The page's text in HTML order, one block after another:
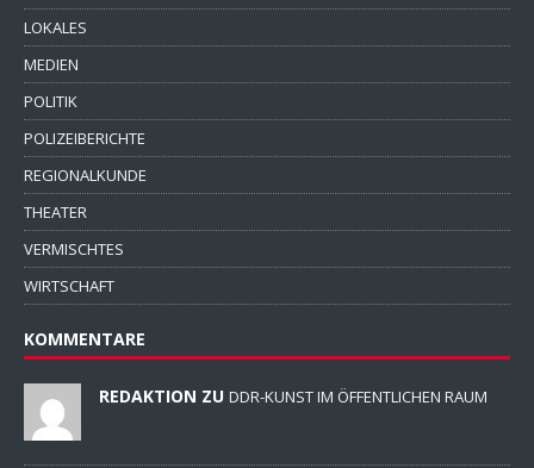
LOKALES
MEDIEN
POLITIK
POLIZEIBERICHTE
REGIONALKUNDE
THEATER
VERMISCHTES
WIRTSCHAFT
KOMMENTARE
REDAKTION ZU DDR-KUNST IM ÖFFENTLICHEN RAUM